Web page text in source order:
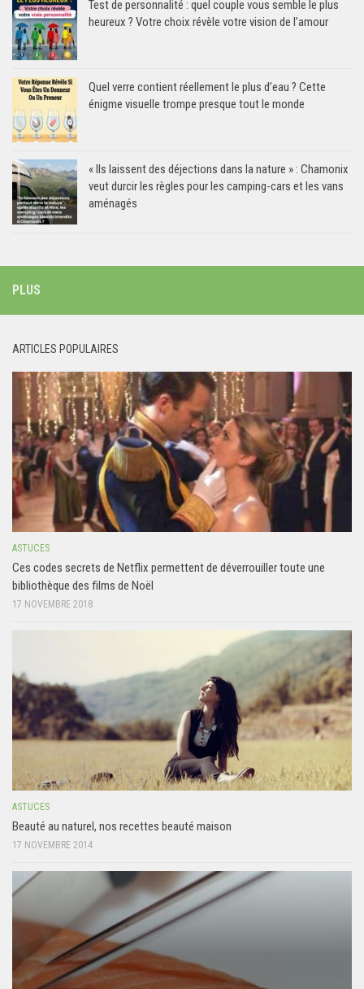
Test de personnalité : quel couple vous semble le plus
heureux ? Votre choix révèle votre vision de l’amour
Quel verre contient réellement le plus d’eau ? Cette
énigme visuelle trompe presque tout le monde
« Ils laissent des déjections dans la nature » : Chamonix
veut durcir les règles pour les camping-cars et les vans
aménagés
PLUS
ARTICLES POPULAIRES
ASTUCES
Ces codes secrets de Netflix permettent de déverrouiller toute une
bibliothèque des films de Noël
17 NOVEMBRE 2018
ASTUCES
Beauté au naturel, nos recettes beauté maison
17 NOVEMBRE 2014